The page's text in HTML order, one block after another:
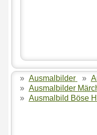
» Ausmalbilder »
» Ausmalbilder
» Ausmalbild Böse